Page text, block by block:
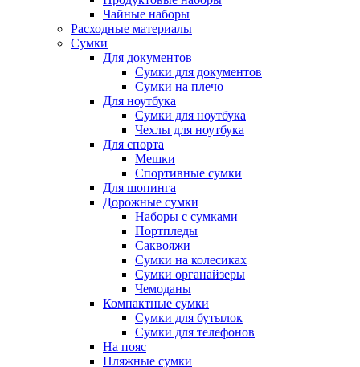
Чайные наборы
Расходные материалы
Сумки
Для документов
Сумки для документов
Сумки на плечо
Для ноутбука
Сумки для ноутбука
Чехлы для ноутбука
Для спорта
Мешки
Спортивные сумки
Для шопинга
Дорожные сумки
Наборы с сумками
Портпледы
Саквояжи
Сумки на колесиках
Сумки органайзеры
Чемоданы
Компактные сумки
Сумки для бутылок
Сумки для телефонов
На пояс
Пляжные сумки